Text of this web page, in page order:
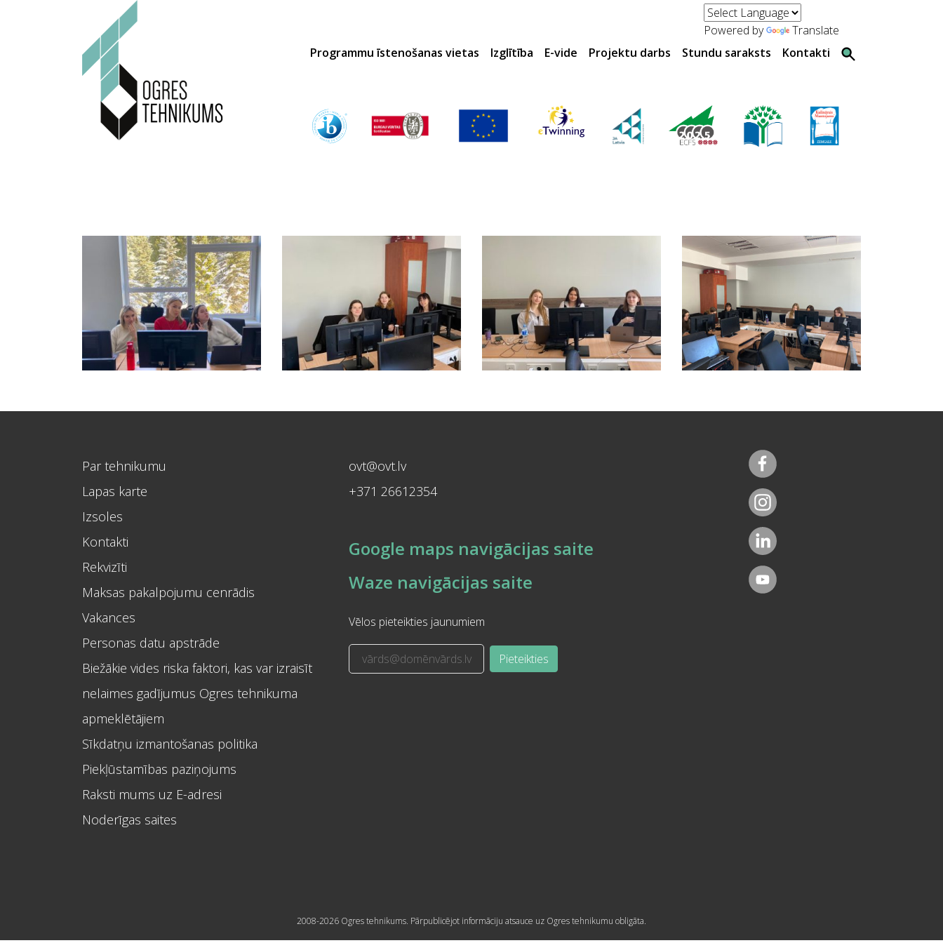
Powered by
Translate
Programmu īstenošanas vietas
Izglītība E-vide Projektu darbs Stundu saraksts Kontakti
Par tehnikumu
Lapas karte
Izsoles
Kontakti
Rekvizīti
Maksas pakalpojumu cenrādis
Vakances
Personas datu apstrāde
Biežākie vides riska faktori, kas var izraisīt
nelaimes gadījumus Ogres tehnikuma
apmeklētājiem
Sīkdatņu izmantošanas politika
Piekļūstamības paziņojums
Raksti mums uz E-adresi
Noderīgas saites
ovt@ovt.lv
+371 26612354
Google maps navigācijas saite
Waze navigācijas saite
Vēlos pieteikties jaunumiem
Pieteikties
2008-2026 Ogres tehnikums. Pārpublicējot informāciju atsauce uz Ogres tehnikumu obligāta.